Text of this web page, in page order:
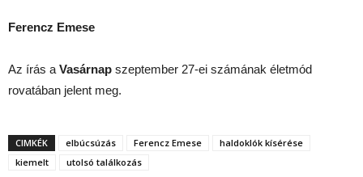
Ferencz Emese
Az írás a Vasárnap szeptember 27-ei számának életmód
rovatában jelent meg.
CIMKÉK elbúcsúzás Ferencz Emese
haldoklók kísérése
kiemelt
utolsó találkozás